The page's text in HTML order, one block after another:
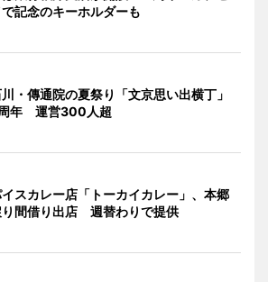
で記念のキーホルダーも
・傳通院の夏祭り「文京思い出横丁」
年 運営300人超
イスカレー店「トーカイカレー」、本郷
り間借り出店 週替わりで提供